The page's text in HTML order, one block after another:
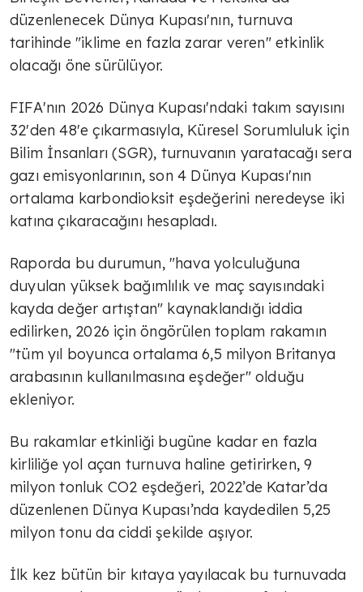
düzenlenecek Dünya Kupası'nın, turnuva
tarihinde "iklime en fazla zarar veren" etkinlik
olacağı öne sürülüyor.
FIFA'nın 2026 Dünya Kupası'ndaki takım sayısını
32'den 48'e çıkarmasıyla, Küresel Sorumluluk için
Bilim İnsanları (SGR), turnuvanın yaratacağı sera
gazı emisyonlarının, son 4 Dünya Kupası'nın
ortalama karbondioksit eşdeğerini neredeyse iki
katına çıkaracağını hesapladı.
Raporda bu durumun, "hava yolculuğuna
duyulan yüksek bağımlılık ve maç sayısındaki
kayda değer artıştan" kaynaklandığı iddia
edilirken, 2026 için öngörülen toplam rakamın
"tüm yıl boyunca ortalama 6,5 milyon Britanya
arabasının kullanılmasına eşdeğer" olduğu
ekleniyor.
Bu rakamlar etkinliği bugüne kadar en fazla
kirliliğe yol açan turnuva haline getirirken, 9
milyon tonluk CO2 eşdeğeri, 2022’de Katar’da
düzenlenen Dünya Kupası’nda kaydedilen 5,25
milyon tonu da ciddi şekilde aşıyor.
İlk kez bütün bir kıtaya yayılacak bu turnuvada